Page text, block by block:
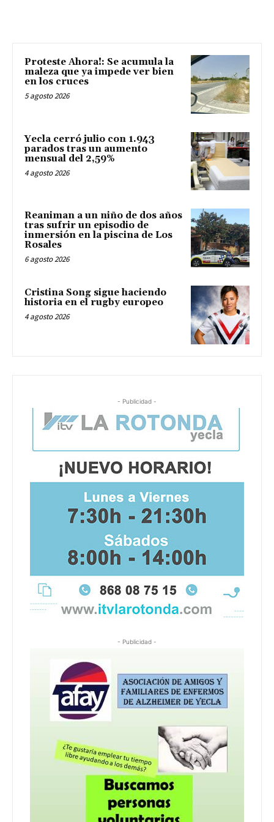
Proteste Ahora!: Se acumula la
maleza que ya impede ver bien
en los cruces
5 agosto 2026
Yecla cerró julio con 1.943
parados tras un aumento
mensual del 2,59%
4 agosto 2026
Reaniman a un niño de dos años
tras sufrir un episodio de
inmersión en la piscina de Los
Rosales
6 agosto 2026
Cristina Song sigue haciendo
historia en el rugby europeo
4 agosto 2026
- Publicidad -
- Publicidad -